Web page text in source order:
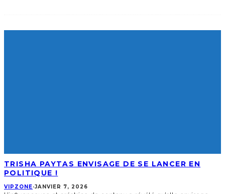
TRISHA PAYTAS ENVISAGE DE SE LANCER EN
POLITIQUE !
VIPZONE·JANVIER 7, 2026